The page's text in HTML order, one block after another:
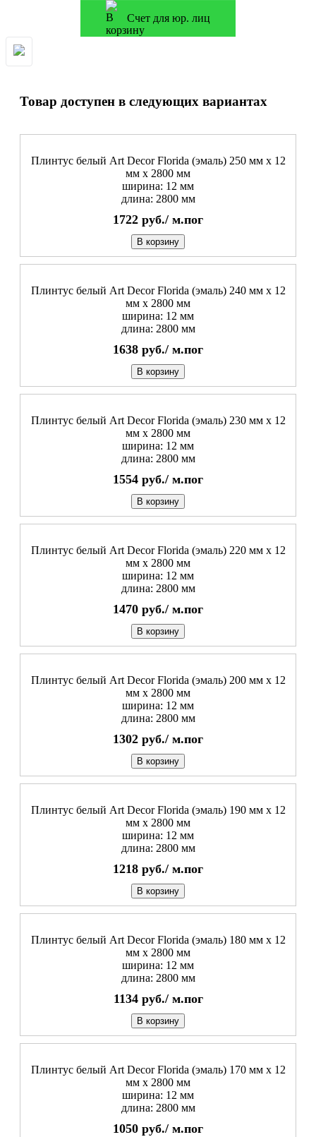
Счет для юр. лиц
Товар доступен в следующих вариантах
Плинтус белый Art Decor Florida (эмаль) 250 мм х 12
мм х 2800 мм
ширина: 12 мм
длина: 2800 мм
1722 руб./ м.пог
В корзину
Плинтус белый Art Decor Florida (эмаль) 240 мм х 12
мм х 2800 мм
ширина: 12 мм
длина: 2800 мм
1638 руб./ м.пог
В корзину
Плинтус белый Art Decor Florida (эмаль) 230 мм х 12
мм х 2800 мм
ширина: 12 мм
длина: 2800 мм
1554 руб./ м.пог
В корзину
Плинтус белый Art Decor Florida (эмаль) 220 мм х 12
мм х 2800 мм
ширина: 12 мм
длина: 2800 мм
1470 руб./ м.пог
В корзину
Плинтус белый Art Decor Florida (эмаль) 200 мм х 12
мм х 2800 мм
ширина: 12 мм
длина: 2800 мм
1302 руб./ м.пог
В корзину
Плинтус белый Art Decor Florida (эмаль) 190 мм х 12
мм х 2800 мм
ширина: 12 мм
длина: 2800 мм
1218 руб./ м.пог
В корзину
Плинтус белый Art Decor Florida (эмаль) 180 мм х 12
мм х 2800 мм
ширина: 12 мм
длина: 2800 мм
1134 руб./ м.пог
В корзину
Плинтус белый Art Decor Florida (эмаль) 170 мм х 12
мм х 2800 мм
ширина: 12 мм
длина: 2800 мм
1050 руб./ м.пог